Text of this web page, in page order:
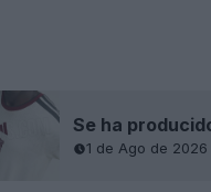
1 de Ago de 2026